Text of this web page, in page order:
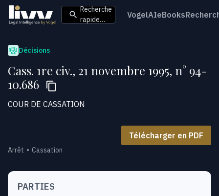
Recherche
rapide…
VogelAIeBooks
Décisions
Cass. 1re civ., 21 novembre 1995, n° 94-
10.686
COUR DE CASSATION
Télécharger en PDF
Arrêt Cassation
PARTIES